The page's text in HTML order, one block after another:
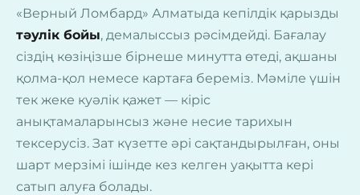
«Верный Ломбард» Алматыда кепілдік қарызды
тәулік бойы, демалыссыз рәсімдейді. Бағалау
сіздің көзіңізше бірнеше минутта өтеді, ақшаны
қолма-қол немесе картаға береміз. Мәміле үшін
тек жеке куәлік қажет — кіріс
анықтамаларынсыз және несие тарихын
тексерусіз. Зат күзетте әрі сақтандырылған, оны
шарт мерзімі ішінде кез келген уақытта кері
сатып алуға болады.